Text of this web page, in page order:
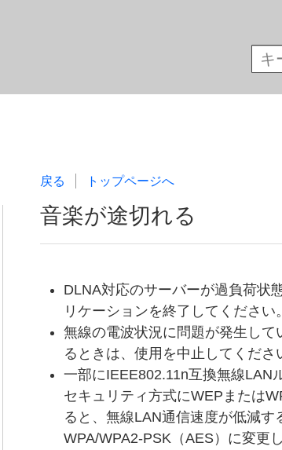
戻る トップページへ
音楽が途切れる
DLNA対応のサーバーが過負荷状
リケーションを終了してください。
無線の電波状況に問題が発生し
るときは、使用を中止してくださ
一部にIEEE802.11n互換無線LAN
セキュリティ方式にWEPまたは
ると、無線LAN通信速度が低減す
WPA/WPA2-PSK（AES）に変更